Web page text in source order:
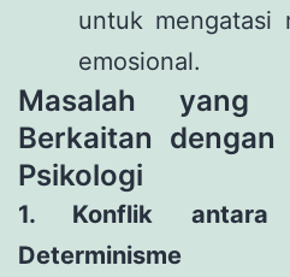
untuk mengatasi
emosional.
Masalah yang
Berkaitan
Psikologi
1. Konflik
Determinisme